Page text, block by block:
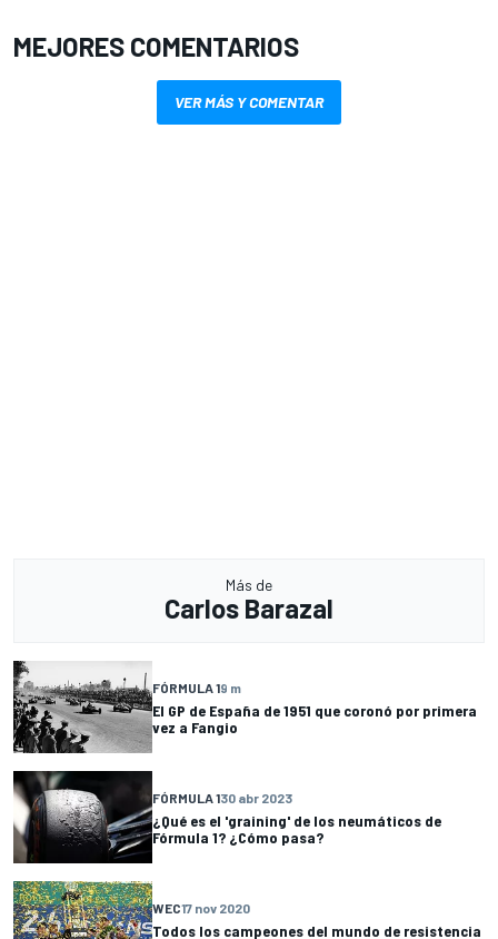
MEJORES COMENTARIOS
VER MÁS Y COMENTAR
Más de
Carlos Barazal
FÓRMULA 19 m
El GP de España de 1951 que coronó por primera
vez a Fangio
FÓRMULA 130 abr 2023
¿Qué es el 'graining' de los neumáticos de
Fórmula 1? ¿Cómo pasa?
WEC17 nov 2020
Todos los campeones del mundo de resistencia